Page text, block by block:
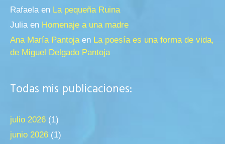
Rafaela en La pequeña Ruina
Julia en Homenaje a una madre
Ana María Pantoja en La poesía es una forma de vida,
de Miguel Delgado Pantoja
Todas mis publicaciones:
julio 2026 (1)
junio 2026 (1)